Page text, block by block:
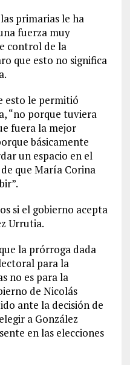
primarias le ha
fuerza muy
control de la
que esto no significa
esto le permitió
“no porque tuviera
fuera la mejor
básicamente
un espacio en el
que María Corina
si el gobierno acepta
Urrutia.
la prórroga dada
para la
no es para la
de Nicolás
ante la decisión de
a González
en las elecciones